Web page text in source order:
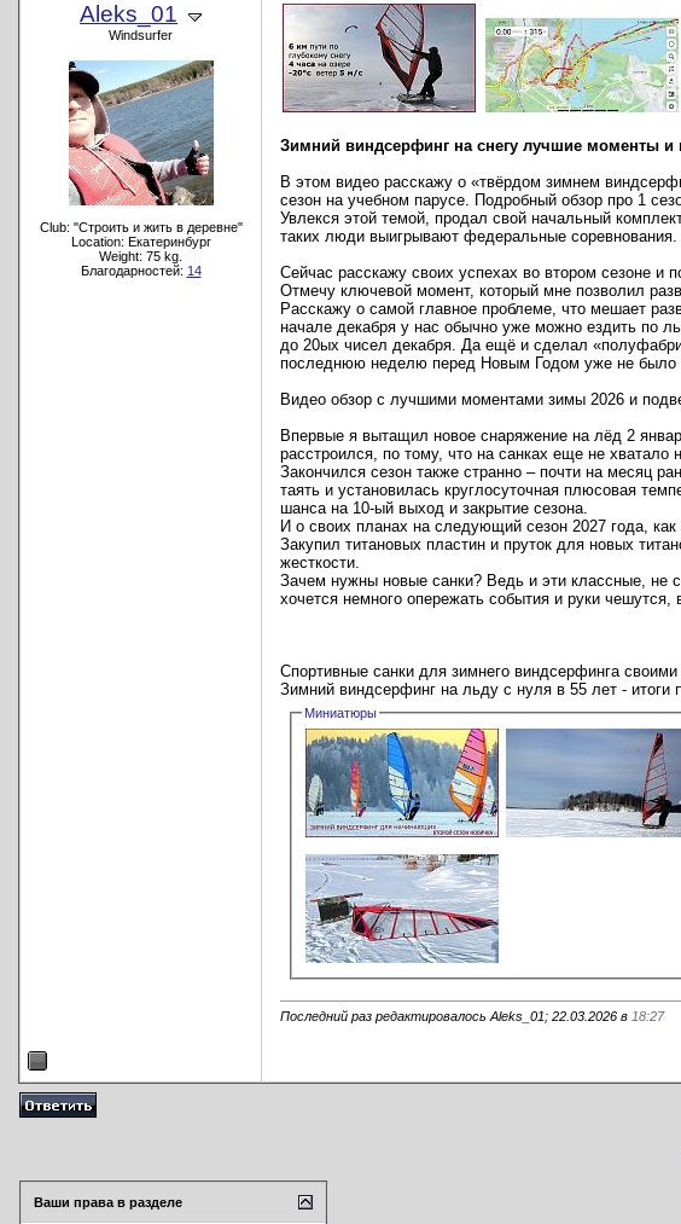
Aleks_01
Windsurfer
Club: "Строить и жить в деревне"
Location: Екатеринбург
Weight: 75 kg.
Благодарностей: 14
Зимний виндсерфинг на снегу лучшие моменты и
В этом видео расскажу о «твёрдом зимнем
сезон на учебном парусе. Подробный обзор про 1
Увлекся этой темой, продал свой начальный
таких люди выигрывают федеральные
Сейчас расскажу своих успехах во втором сезоне и
Отмечу ключевой момент, который мне позволил
Расскажу о самой главное проблеме, что мешает
начале декабря у нас обычно уже можно ездить по
до 20ых чисел декабря. Да ещё и сделал
последнюю неделю перед Новым Годом уже не было
Видео обзор с лучшими моментами зимы 2026 и
Впервые я вытащил новое снаряжение на лёд 2
расстроился, по тому, что на санках еще не хватало
Закончился сезон также странно – почти на месяц
таять и установилась круглосуточная плюсовая
шанса на 10-ый выход и закрытие сезона.
И о своих планах на следующий сезон 2027 года,
Закупил титановых пластин и пруток для новых
жесткости.
Зачем нужны новые санки? Ведь и эти классные, не
хочется немного опережать события и руки
Спортивные санки для зимнего виндсерфинга своими
Зимний виндсерфинг на льду с нуля в 55 лет - итоги
Миниатюры
Последний раз редактировалось Aleks_01; 22.03.2026 в 18:27
Ваши права в разделе